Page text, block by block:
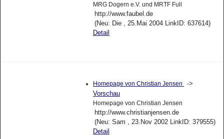
MRG Dogern e.V. und MRTF Full
http://www.faubel.de
(Neu: Die , 25.Mai 2004 LinkID: 637614)
Detail
Homepage von Christian Jensen
->
Vorschau
Homepage von Christian Jensen
http://www.christianjensen.de
(Neu: Sam , 23.Nov 2002 LinkID: 379555)
Detail